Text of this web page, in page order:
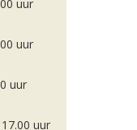
uur
uur
uur
uur